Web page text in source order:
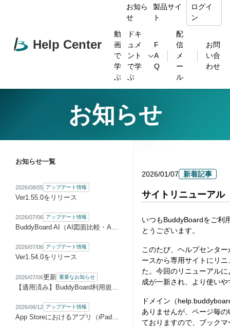
Help Center
お知ら
せ
製品サイ
ト
ログイ
ン
動
画
で
学
ぶ
ドキ
ュメ
ント
で学
ぶ
F
A
Q
配
信
メ
ー
ル
お問
い合
わせ
お知らせ
お知らせ一覧
2026/08/05 アップデート情報
Ver1.55.0をリリース
2026/07/06 アップデート情報
BuddyBoard AI（AI図面比較・AI指摘リスト）をベータ版として提供開始
2026/07/06 アップデート情報
Ver1.54.0をリリース
2026/07/06更新 重要なお知らせ
【適用済み】BuddyBoard利用規約等改定のお知らせ
2026/06/12 アップデート情報
App Storeにおけるアプリ（iPad/iPhone）版の販売元変更に伴う再ログインのお願い
2026/01/07 新着記事
サイトリニューアル
いつもBuddyBoardをご利
とうございます。
このたび、ヘルプセンタ
ースから専用サイトにリ
た。今回のリニューアル
成が一新され、より使い
ドメイン（
ありませんが、ページ毎
ておりますので、ブック